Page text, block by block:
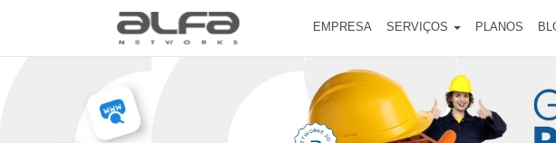
EMPRESA SERVIÇOS PLANOS